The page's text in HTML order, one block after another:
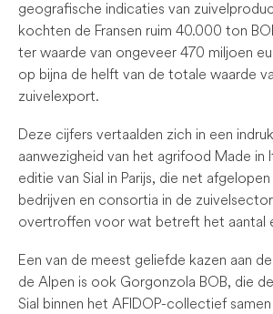
geografische indicaties van
kochten de Fransen ruim 40.000 ton
ter waarde van ongeveer 470 miljoen
op bijna de helft van de totale waarde
zuivelexport.
Deze cijfers vertaalden zich in een
aanwezigheid van het agrifood Made in
editie van Sial in Parijs, die net
bedrijven en consortia in de
overtroffen voor wat betreft het aantal
Een van de meest geliefde kazen aan
de Alpen is ook Gorgonzola BOB, die
Sial binnen het AFIDOP-collectief